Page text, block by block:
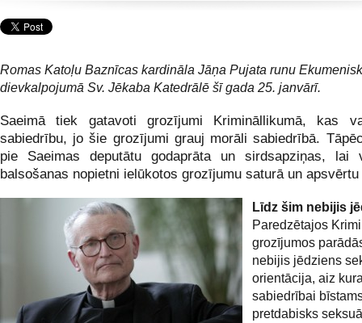
Romas Katoļu Baznīcas kardināla Jāņa Pujata runu
dievkalpojumā Sv. Jēkaba Katedrālē šī gada 25. janvārī.
Saeimā tiek gatavoti grozījumi Krimināllikumā, kas
sabiedrību, jo šie grozījumi grauj morāli sabiedrībā.
pie Saeimas deputātu godaprāta un sirdsapziņas, lai
balsošanas nopietni ielūkotos grozījumu saturā un
Līdz šim nebijis
Paredzētajos
grozījumos
nebijis jēdziens
orientācija, aiz
sabiedrībai
pretdabisks